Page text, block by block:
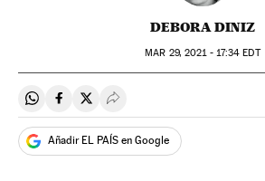
DEBORA DINIZ
MAR 29, 2021 - 17:34 EDT
Compartir en Whatsapp
Compartir en Facebook
Compartir en Twitter
Desplegar Redes Sociales
Añadir EL PAÍS en Google